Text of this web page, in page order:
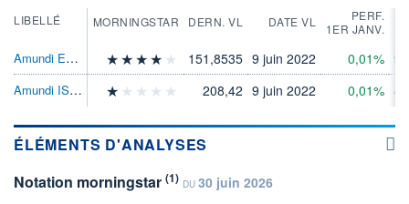
LIBELLÉ MORNINGSTAR DERN. VL DATE VL
PERF.
1ER JANV.
Amundi Euro Govt Bd 5-7Y ETF Acc 151,8535 9 juin 2022 0,01%
Amundi IS Euro GvtBdHghstRtd InvmGrETFC
208,42 9 juin 2022 0,01%
ÉLÉMENTS D'ANALYSES
Notation morningstar (1) DU 30 juin 2026